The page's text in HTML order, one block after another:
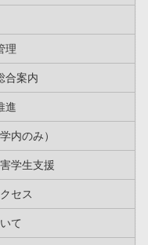
理
合案内
進
内のみ）
学生支援
セス
て